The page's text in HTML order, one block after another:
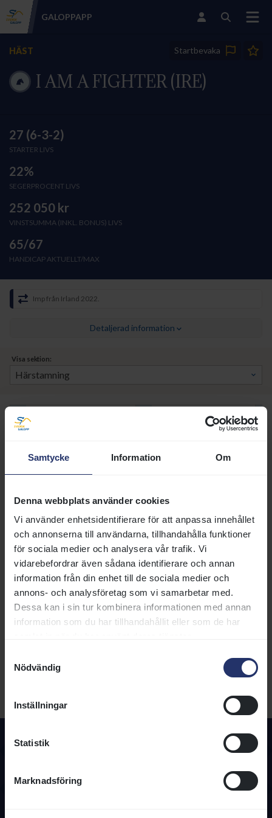
Samtycke Information Om
Denna webbplats använder cookies
Vi använder enhetsidentifierare för att anpassa innehållet
och annonserna till användarna, tillhandahålla funktioner
för sociala medier och analysera vår trafik. Vi
vidarebefordrar även sådana identifierare och annan
information från din enhet till de sociala medier och
annons- och analysföretag som vi samarbetar med.
Dessa kan i sin tur kombinera informationen med annan
information som du har tillhandahållit eller som de har
Nödvändig
Inställningar
Statistik
Marknadsföring
GALOPPAPP
Startbevaka
HÄST
I AM A FIGHTER (IRE)
27 (6-3-2)
STARTER LIVS
22%
SEGERPROCENT LIVS
252 050 kr
VINSTSUMMA (INKL. BONUS) LIVS
65/67
HANDICAP AKTUELLT/MAX
Imp från Irland 2022.
Detaljerad information
Visa sektion:
LOUMARIN (IRE)2012
KYLLACHY (GB)1998
2001
MASELA (IRE)2007
Utskrivbar sida med 5 generationer
SIGNALEMENT
Stjärn innehållande virvel på mittlinjen i övre
ögonhöjd,förenad i strimma som täcker höger näsborre.
Vänster fram: Nil.
Höger fram:
Nil.
Vänster bak: Vit kota.
Höger bak:Nil.
HÄSTPASS
Utf.datum:2020-10-28